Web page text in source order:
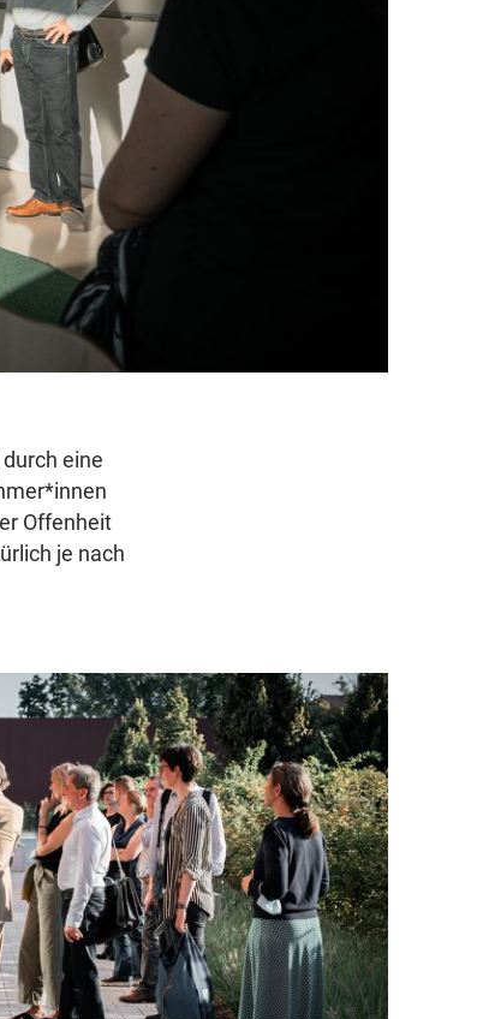
eine
Offenheit
je nach